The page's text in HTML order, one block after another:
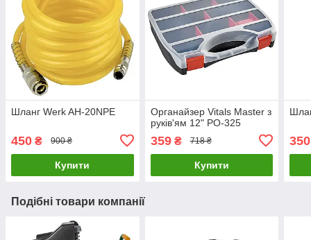
Шланг Werk AH-20NPE
450 ₴ 900 ₴
Купити
Органайзер Vitals Master з
руків'ям 12" PO-325
359₴ 718 ₴
Купити
350
Подібні товари компанії